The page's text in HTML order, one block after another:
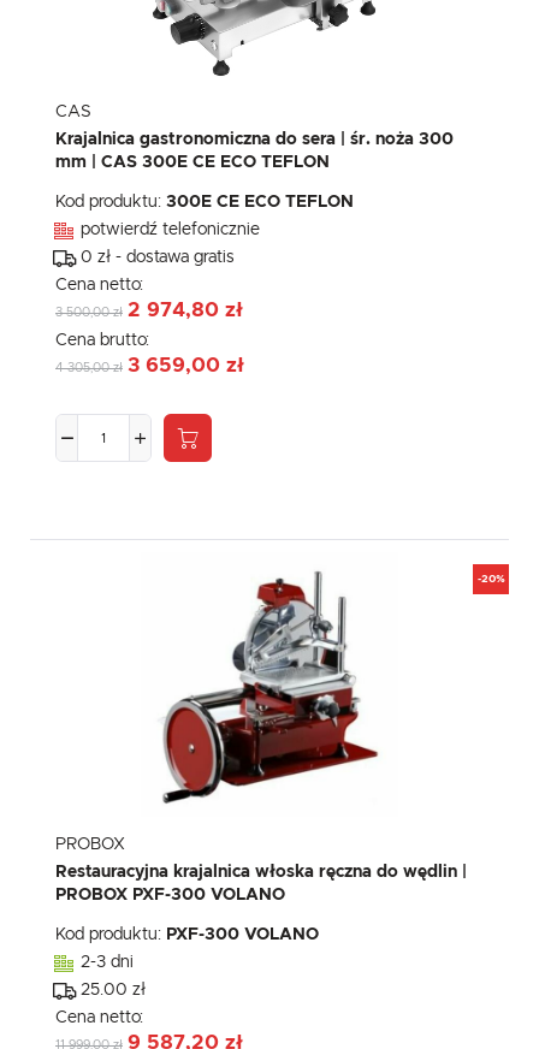
CAS
Krajalnica gastronomiczna do sera | śr. noża 300
mm | CAS 300E CE ECO TEFLON
Kod produktu: 300E CE ECO TEFLON
potwierdź telefonicznie
0 zł - dostawa gratis
Cena netto:
3 500,00 zł 2 974,80 zł
Cena brutto:
4 305,00 zł 3 659,00 zł
-20%
PROBOX
Restauracyjna krajalnica włoska ręczna do wędlin |
PROBOX PXF-300 VOLANO
Kod produktu: PXF-300 VOLANO
2-3 dni
25.00 zł
Cena netto:
11 999,00 zł 9 587,20 zł